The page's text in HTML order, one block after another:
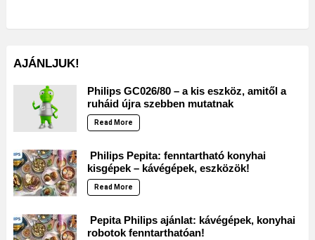
AJÁNLJUK!
Philips GC026/80 – a kis eszköz, amitől a
ruháid újra szebben mutatnak
Read More
Philips Pepita: fenntartható konyhai
kisgépek – kávégépek, eszközök!
Read More
Pepita Philips ajánlat: kávégépek, konyhai
robotok fenntarthatóan!